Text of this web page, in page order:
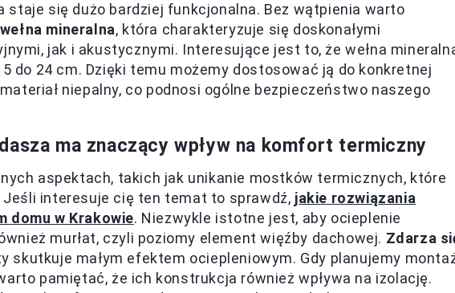
staje się dużo bardziej funkcjonalna. Bez wątpienia warto
wełna mineralna, która charakteryzuje się doskonałymi
jak i akustycznymi. Interesujące jest to, że wełna
do 24 cm. Dzięki temu możemy dostosować ją do konkretnej
niepalny, co podnosi ogólne bezpieczeństwo naszego
ma znaczący wpływ na komfort termiczny
aspektach, takich jak unikanie mostków termicznych, które
Jeśli interesuje cię ten temat to sprawdź, jakie rozwiązania
domu w Krakowie. Niezwykle istotne jest, aby ocieplenie
murłat, czyli poziomy element więźby dachowej. Zdarza
skutkuje małym efektem ociepleniowym. Gdy planujemy
pamiętać, że ich konstrukcja również wpływa na izolację.